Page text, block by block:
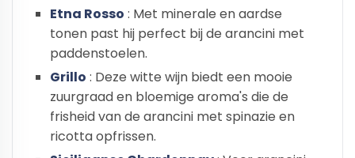
Etna Rosso : Met minerale en aardse
tonen past hij perfect bij de arancini met
paddenstoelen.
Grillo : Deze witte wijn biedt een mooie
zuurgraad en bloemige aroma's die de
frisheid van de arancini met spinazie en
ricotta opfrissen.